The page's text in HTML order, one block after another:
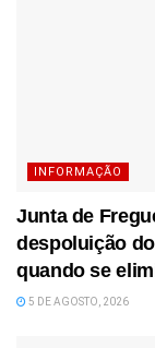
INFORMAÇÃO
Junta de
despoluição
quando se
5 DE AGOSTO, 2026